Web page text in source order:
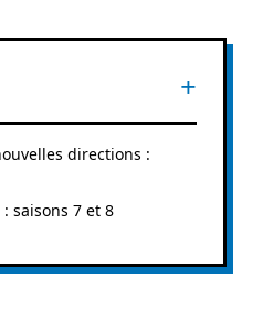
directions :
saisons 7 et 8